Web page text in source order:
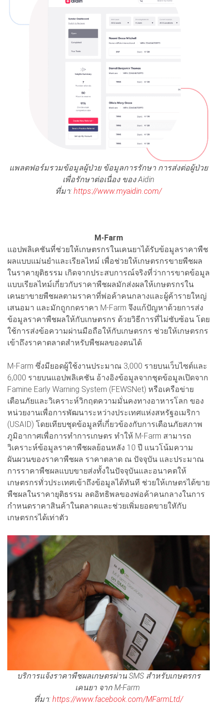
แพลตฟอร์มรวมข้อมูลผู้ป่วย ข้อมูลการรักษา การส่งต่อผู้ป่วย
เพื่อรักษาต่อเนื่อง ของ Aidin
ที่มา: https://www.myaidin.com/
M-Farm
แอปพลิเคชันที่ช่วยให้เกษตรกรในเคนยาได้รับข้อมูลราคาพืช
ผลแบบแม่นยำและเรียลไทม์ เพื่อช่วยให้เกษตรกรขายพืชผล
ในราคายุติธรรม เกิดจากประสบการณ์จริงที่ว่าการขาดข้อมูล
แบบเรียลไทม์เกี่ยวกับราคาพืชผลมักส่งผลให้เกษตรกรใน
เคนยาขายพืชผลตามราคาที่พ่อค้าคนกลางและผู้ค้ารายใหญ่
เสนอมา และมักถูกกดราคา M-Farm จึงแก้ปัญหาด้วยการส่ง
ข้อมูลราคาพืชผลให้กับเกษตรกร ด้วยวิธีการที่ไม่ซับซ้อน โดย
ใช้การส่งข้อความผ่านมือถือให้กับเกษตรกร ช่วยให้เกษตรกร
เข้าถึงราคาตลาดสำหรับพืชผลของตนได้
M-Farm ซึ่งมียอดผู้ใช้งานประมาณ 3,000 รายบนเว็บไซต์และ
6,000 รายบนแอปพลิเคชัน อ้างอิงข้อมูลจากชุดข้อมูลเปิดจาก
Famine Early Warning System (FEWSNet) หรือเครือข่าย
เตือนภัยและวิเคราะห์วิกฤตความมั่นคงทางอาหารโลก ของ
หน่วยงานเพื่อการพัฒนาระหว่างประเทศแห่งสหรัฐอเมริกา
(USAID) โดยเทียบชุดข้อมูลที่เกี่ยวข้องกับการเตือนภัยสภาพ
ภูมิอากาศเพื่อการทำการเกษตร ทำให้ M-Farm สามารถ
วิเคราะห์ข้อมูลราคาพืชผลย้อนหลัง 10 ปี แนวโน้มความ
ผันผวนของราคาพืชผล ราคาตลาด ณ ปัจจุบัน และประมาณ
การราคาพืชผลแบบขายส่งทั้งในปัจจุบันและอนาคตให้
เกษตรกรทั่วประเทศเข้าถึงข้อมูลได้ทันที ช่วยให้เกษตรได้ขาย
พืชผลในราคายุติธรรม ลดอิทธิพลของพ่อค้าคนกลางในการ
กำหนดราคาสินค้าในตลาดและช่วยเพิ่มยอดขายใหักับ
เกษตรกรได้เท่าตัว
บริการแจ้งราคาพืชผลเกษตรผ่าน SMS สำหรับเกษตรกร
เคนยา จาก M-Farm
ที่มา: https://www.facebook.com/MFarmLtd/